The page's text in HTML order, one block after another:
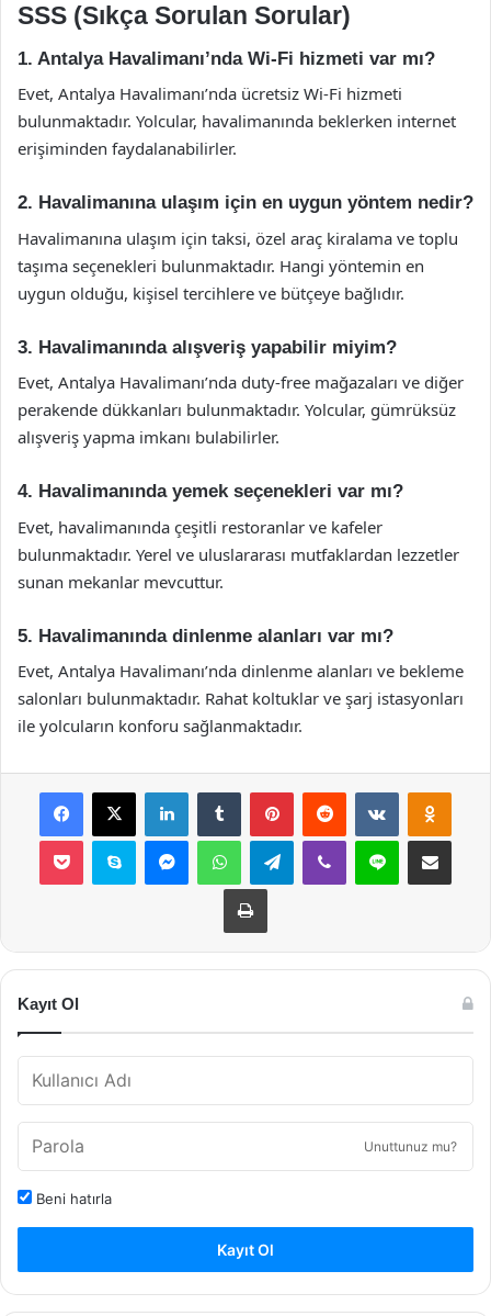
SSS (Sıkça Sorulan Sorular)
1. Antalya Havalimanı’nda Wi-Fi hizmeti var mı?
Evet, Antalya Havalimanı’nda ücretsiz Wi-Fi hizmeti
bulunmaktadır. Yolcular, havalimanında beklerken internet
erişiminden faydalanabilirler.
2. Havalimanına ulaşım için en uygun yöntem nedir?
Havalimanına ulaşım için taksi, özel araç kiralama ve toplu
taşıma seçenekleri bulunmaktadır. Hangi yöntemin en
uygun olduğu, kişisel tercihlere ve bütçeye bağlıdır.
3. Havalimanında alışveriş yapabilir miyim?
Evet, Antalya Havalimanı’nda duty-free mağazaları ve diğer
perakende dükkanları bulunmaktadır. Yolcular, gümrüksüz
alışveriş yapma imkanı bulabilirler.
4. Havalimanında yemek seçenekleri var mı?
Evet, havalimanında çeşitli restoranlar ve kafeler
bulunmaktadır. Yerel ve uluslararası mutfaklardan lezzetler
sunan mekanlar mevcuttur.
5. Havalimanında dinlenme alanları var mı?
Evet, Antalya Havalimanı’nda dinlenme alanları ve bekleme
salonları bulunmaktadır. Rahat koltuklar ve şarj istasyonları
ile yolcuların konforu sağlanmaktadır.
Facebook
X LinkedInTumblr PinterestReddit VKontakte
Pocket Skype MessengerWhatsAppTelegramViber Line E-Posta ile
Yazdır
Kayıt Ol
Unuttunuz mu?
Beni hatırla
Kayıt Ol